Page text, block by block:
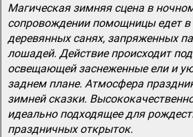
Магическая зимняя сцена в
сопровождении помощницы едет в
деревянных санях, запряженных
лошадей. Действие происходит
освещающей заснеженные ели и
заднем плане. Атмосфера
зимней сказки.
идеально подходящее для
праздничных открыток.